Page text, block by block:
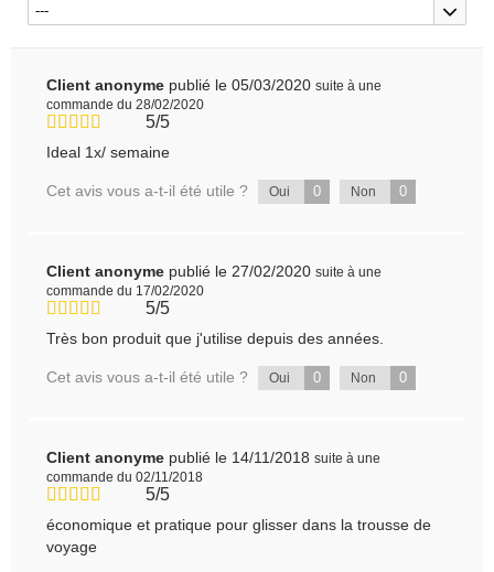
---
Client anonyme publié le 05/03/2020 suite à une
commande du 28/02/2020
5/5
Ideal 1x/ semaine
Cet avis vous a-t-il été utile ? Oui 0 Non 0
Client anonyme publié le 27/02/2020 suite à une
commande du 17/02/2020
5/5
Très bon produit que j'utilise depuis des années.
Cet avis vous a-t-il été utile ? Oui 0 Non 0
Client anonyme publié le 14/11/2018 suite à une
commande du 02/11/2018
5/5
économique et pratique pour glisser dans la trousse de
voyage